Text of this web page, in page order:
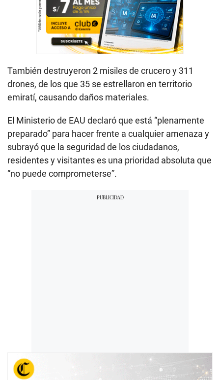
También destruyeron 2 misiles de crucero y 311
drones, de los que 35 se estrellaron en territorio
emiratí, causando daños materiales.
El Ministerio de EAU declaró que está “plenamente
preparado” para hacer frente a cualquier amenaza y
subrayó que la seguridad de los ciudadanos,
residentes y visitantes es una prioridad absoluta que
“no puede comprometerse”.